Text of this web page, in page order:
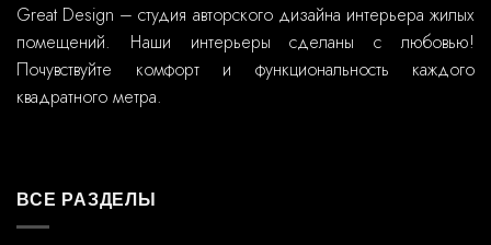
Great Design – студия авторского дизайна интерьера жилых
помещений. Наши интерьеры сделаны с любовью!
Почувствуйте комфорт и функциональность каждого
квадратного метра.
ВСЕ РАЗДЕЛЫ